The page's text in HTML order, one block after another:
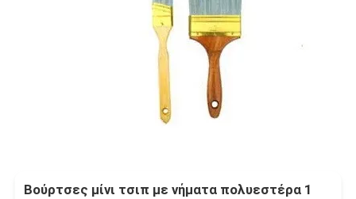
Βούρτσες μίνι τσιπ με νήματα πολυεστέρα 1